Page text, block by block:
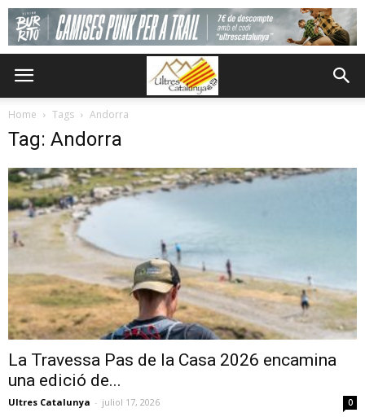
Home Tags Andorra
Tag: Andorra
La Travessa Pas de la Casa 2026 encamina
una edició de...
Ultres Catalunya - juliol 17, 2026 0